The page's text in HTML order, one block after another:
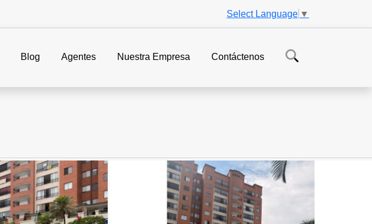
Select Language ▼
Blog Agentes Nuestra Empresa Contáctenos